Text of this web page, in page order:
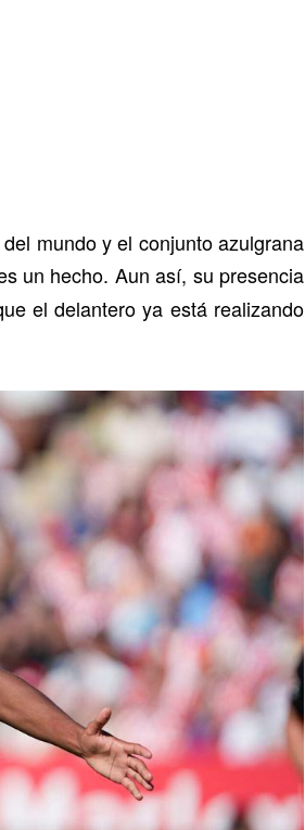
mundo y el conjunto azulgrana
un hecho. Aun así, su presencia
el delantero ya está realizando